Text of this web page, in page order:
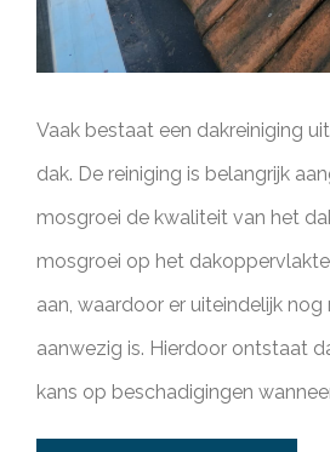
Vaak bestaat een dakreiniging
dak. De reiniging is belangrijk
mosgroei de kwaliteit van het
mosgroei op het
aan, waardoor er uiteindelijk nog
aanwezig is. Hierdoor ontstaat
kans op beschadigingen